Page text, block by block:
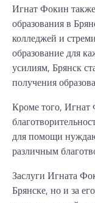
Игнат Фокин также
образования в
колледжей и
образование для
усилиям, Брянск
получения
Кроме того, Игнат
для помощи
различным
Заслуги Игната
Брянске, но и за